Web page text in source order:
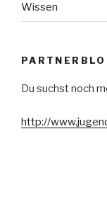
Wissen
Du suchst noch
http://